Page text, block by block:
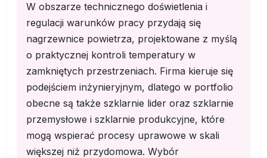
W obszarze technicznego doświetlenia i
regulacji warunków pracy przydają się
nagrzewnice powietrza, projektowane z myślą
o praktycznej kontroli temperatury w
zamkniętych przestrzeniach. Firma kieruje się
podejściem inżynieryjnym, dlatego w portfolio
obecne są także szklarnie lider oraz szklarnie
przemysłowe i szklarnie produkcyjne, które
mogą wspierać procesy uprawowe w skali
większej niż przydomowa. Wybór